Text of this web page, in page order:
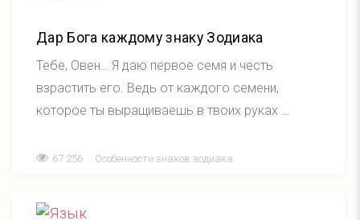
Дар Бога каждому знаку Зодиака
Тебе, Овен… Я даю первое семя и честь
взрастить его. Ведь от каждого семени,
которое ты выращиваешь в твоих руках …
67 256 Особенности знаков зодиака